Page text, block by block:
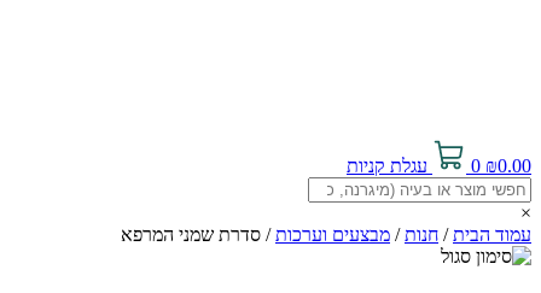
₪0.00
0 עגלת קניות
×
עמוד הבית/ חנות/ מבצעים וערכות/ סדרת שמני המרפא